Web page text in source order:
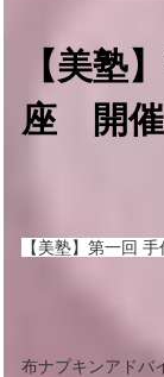
【美塾
座 開催
【美塾】第一回
布ナプキンアドバ